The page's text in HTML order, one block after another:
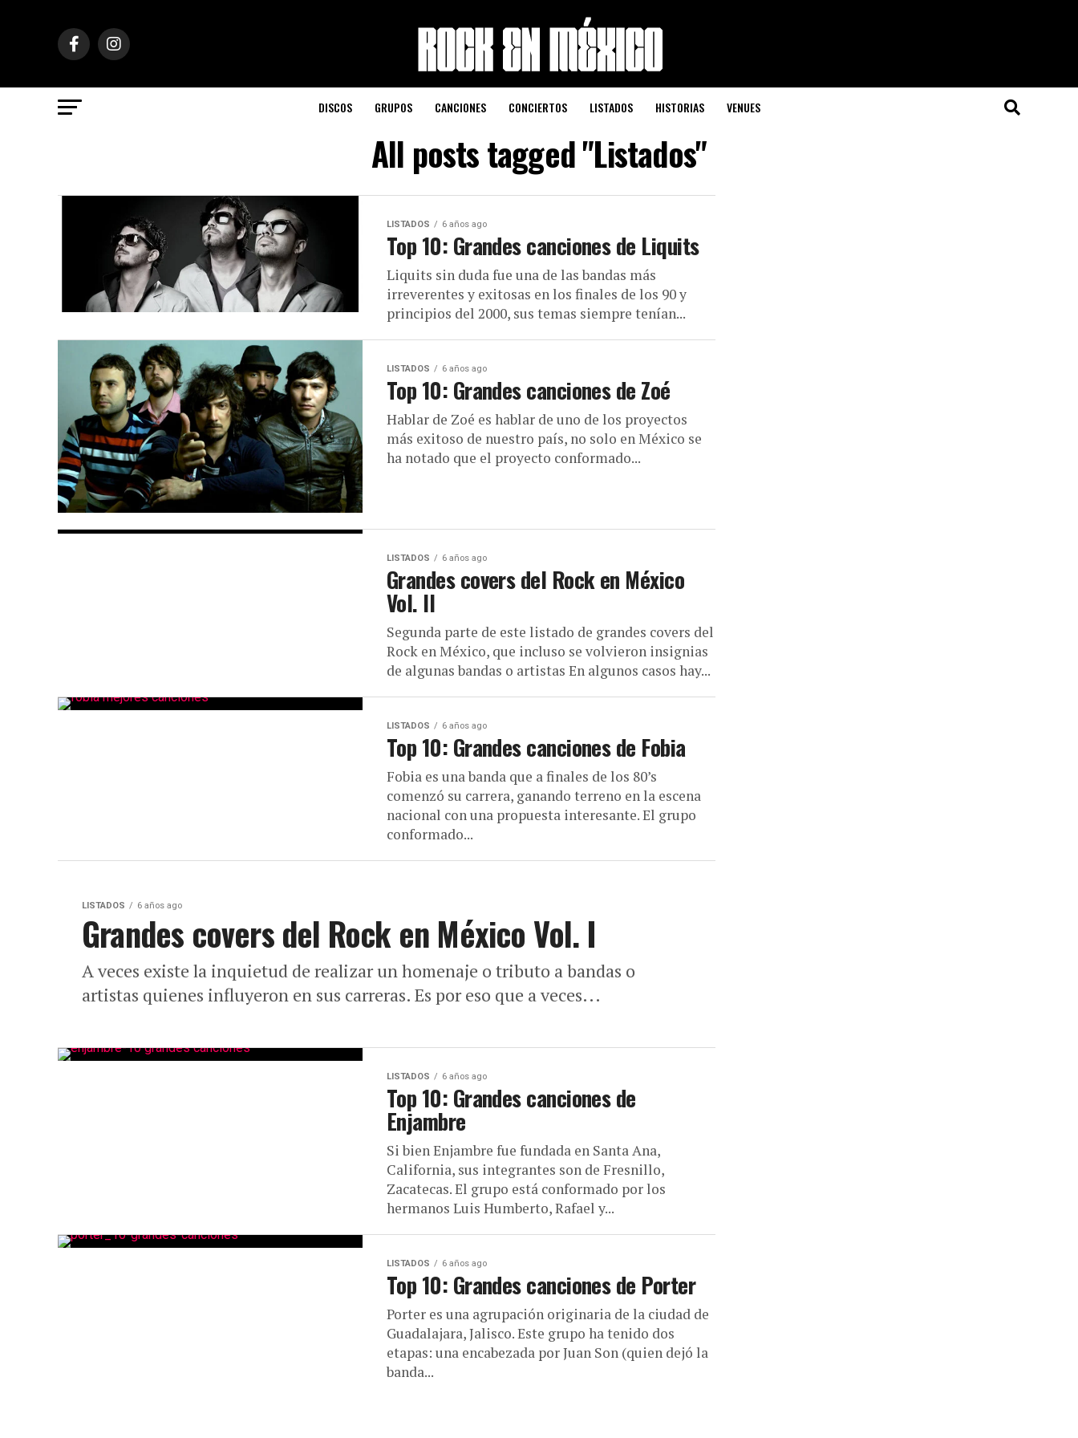
DISCOS GRUPOS CANCIONES CONCIERTOS LISTADOS HISTORIAS VENUES
All posts tagged "Listados"
LISTADOS 6 años ago
Top 10: Grandes canciones de Liquits
Liquits sin duda fue una de las bandas más
irreverentes y exitosas en los finales de los 90 y
principios del 2000, sus temas siempre tenían...
LISTADOS 6 años ago
Top 10: Grandes canciones de Zoé
Hablar de Zoé es hablar de uno de los proyectos
más exitoso de nuestro país, no solo en México se
ha notado que el proyecto conformado...
LISTADOS 6 años ago
Grandes covers del Rock en México
Vol. II
Segunda parte de este listado de grandes covers del
Rock en México, que incluso se volvieron insignias
de algunas bandas o artistas En algunos casos hay...
LISTADOS 6 años ago
Top 10: Grandes canciones de Fobia
Fobia es una banda que a finales de los 80’s
comenzó su carrera, ganando terreno en la escena
nacional con una propuesta interesante. El grupo
conformado...
LISTADOS 6 años ago
Grandes covers del Rock en México Vol. I
A veces existe la inquietud de realizar un homenaje o tributo a bandas o
artistas quienes influyeron en sus carreras. Es por eso que a veces...
LISTADOS 6 años ago
Top 10: Grandes canciones de
Enjambre
Si bien Enjambre fue fundada en Santa Ana,
California, sus integrantes son de Fresnillo,
Zacatecas. El grupo está conformado por los
hermanos Luis Humberto, Rafael y...
LISTADOS 6 años ago
Top 10: Grandes canciones de Porter
Porter es una agrupación originaria de la ciudad de
Guadalajara, Jalisco. Este grupo ha tenido dos
etapas: una encabezada por Juan Son (quien dejó la
banda...